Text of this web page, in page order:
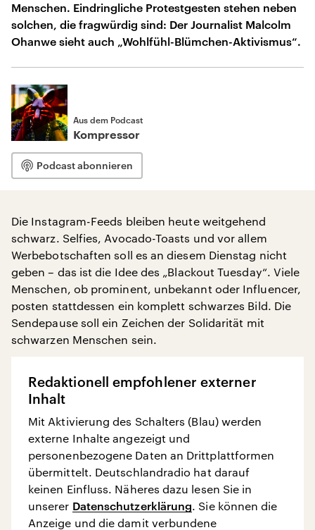
Menschen. Eindringliche Protestgesten stehen neben
solchen, die fragwürdig sind: Der Journalist Malcolm
Ohanwe sieht auch „Wohlfühl-Blümchen-Aktivismus“.
Aus dem Podcast
Kompressor
Podcast abonnieren
Die Instagram-Feeds bleiben heute weitgehend
schwarz. Selfies, Avocado-Toasts und vor allem
Werbebotschaften soll es an diesem Dienstag nicht
geben – das ist die Idee des „Blackout Tuesday“. Viele
Menschen, ob prominent, unbekannt oder Influencer,
posten stattdessen ein komplett schwarzes Bild. Die
Sendepause soll ein Zeichen der Solidarität mit
schwarzen Menschen sein.
Redaktionell empfohlener externer
Inhalt
Mit Aktivierung des Schalters (Blau) werden
externe Inhalte angezeigt und
personenbezogene Daten an Drittplattformen
übermittelt. Deutschlandradio hat darauf
keinen Einfluss. Näheres dazu lesen Sie in
unserer Datenschutzerklärung. Sie können die
Anzeige und die damit verbundene